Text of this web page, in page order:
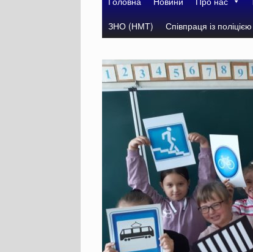
ЗНО (НМТ)
Співпраця із поліцією